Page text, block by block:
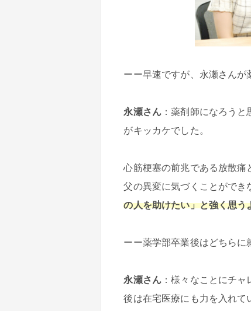
ーー早速ですが、永瀬さんが
永瀬さん ：薬剤師になろう
がキッカケでした。
心筋梗塞の前兆である放散痛
父の異変に気づくことができ
の人を助けたい」と強く思う
ーー薬学部卒業後はどちらに
永瀬さん ：様々なことにチ
後は在宅医療にも力を入れて